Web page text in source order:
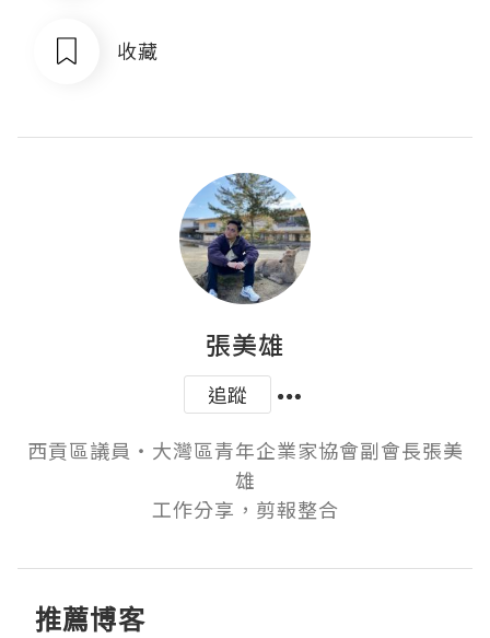
收藏
張美雄
追蹤
西貢區議員‧大灣區青年企業家協會副會長張美
雄
工作分享，剪報整合
推薦博客